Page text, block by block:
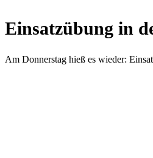
Einsatzübung in
Am Donnerstag hieß es wieder: